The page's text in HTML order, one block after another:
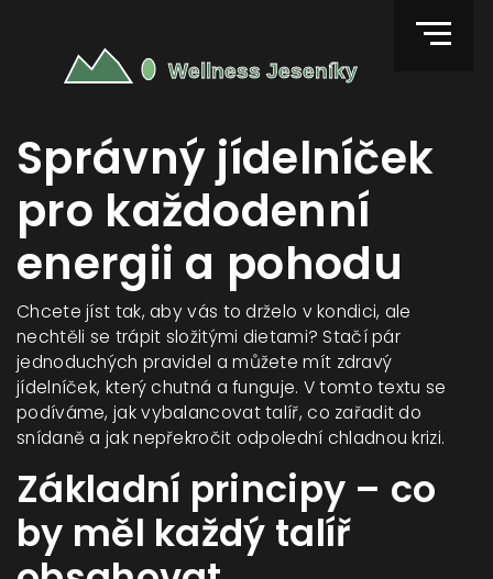
Správný jídelníček
pro každodenní
energii a pohodu
Chcete jíst tak, aby vás to drželo v kondici, ale
nechtěli se trápit složitými dietami? Stačí pár
jednoduchých pravidel a můžete mít zdravý
jídelníček, který chutná a funguje. V tomto textu se
podíváme, jak vybalancovat talíř, co zařadit do
snídaně a jak nepřekročit odpolední chladnou krizi.
Základní principy – co
by měl každý talíř